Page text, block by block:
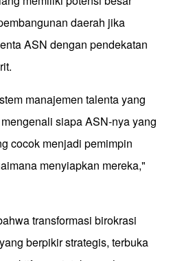
daerah jika
ASN dengan pendekatan
manajemen talenta yang
siapa ASN-nya yang
cocok menjadi pemimpin
menyiapkan mereka,"
transformasi birokrasi
berpikir strategis, terbuka